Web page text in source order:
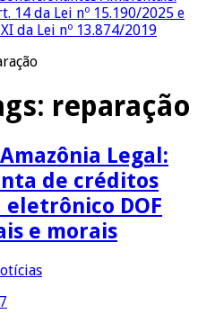
14 da Lei nº 15.190/2025 e
da Lei nº 13.874/2019
reparação
Legal:
de créditos
DOF
e morais